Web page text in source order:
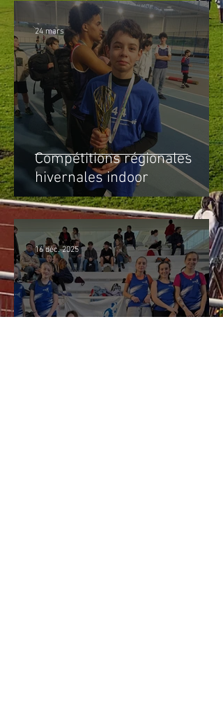
Compétitions régionales
hivernales indoor
24 mars
16 déc. 2025